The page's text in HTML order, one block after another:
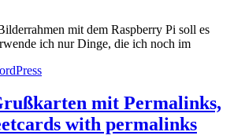
mit dem Raspberry Pi soll es
ich nur Dinge, die ich noch im
mit Permalinks,
with permalinks